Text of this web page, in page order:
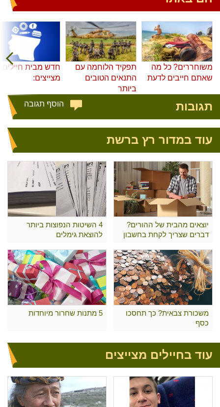
משוחררים? כל מה
שאתם חייבים לדעת
תפקיד הלוחמה עם
התנאים הטובים
ביותר
חדש מבית חיילים
מצייצים:
תגובות הוסף תגובה
עוד במדור רץ ברשת
יוצאים מהבית של ההורים?
דברים שצריך לקחת בחשבון
4 השיטות הנפוצות ביותר
להוצאת גימלים
משכורת צבאית? כך תחסכו
כסף
5 מתנות שחרור מיוחדות
עוד בחיילים מצייצים